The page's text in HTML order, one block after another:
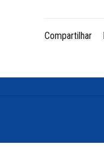
Compartilhar